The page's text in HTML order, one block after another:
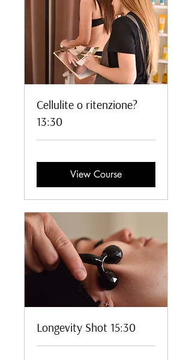
Cellulite o ritenzione?
13:30
View Course
Longevity Shot 15:30